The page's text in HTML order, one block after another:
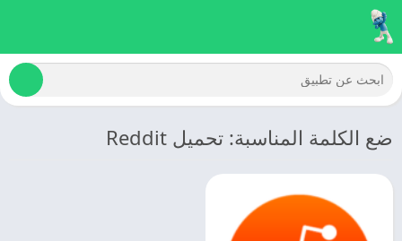
ضع الكلمة المناسبة: تحميل Reddit